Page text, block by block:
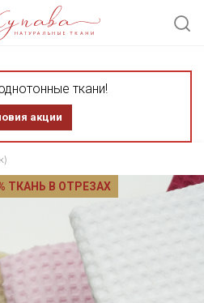
ткани!
акции
ТКАНЬ В ОТРЕЗАХ